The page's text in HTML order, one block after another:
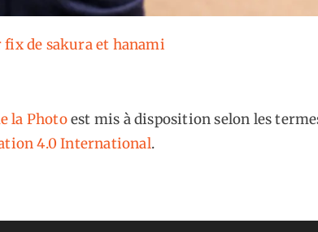
fix de sakura et hanami
la Photoest mis à disposition selon les
4.0 International.